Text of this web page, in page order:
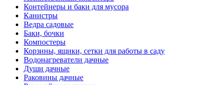
Контейнеры и баки для мусора
Канистры
Ведра садовые
Баки, бочки
Компостеры
Корзины, ящики, сетки для работы в саду
Водонагреватели дачные
Души дачные
Раковины дачные